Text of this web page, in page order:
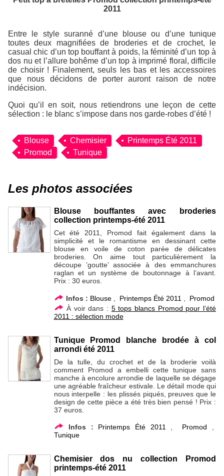
2011
Entre le style suranné d’une blouse ou d’une tunique
toutes deux magnifiées de broderies et de crochet, le
casual chic d’un top bouffant à poids, la féminité d’un top à
dos nu et l’allure bohême d’un top à imprimé floral, difficile
de choisir ! Finalement, seuls les bas et les accessoires
que nous décidons de porter auront raison de notre
indécision.
Quoi qu’il en soit, nous retiendrons une leçon de cette
sélection : le blanc s’impose dans nos garde-robes d’été !
Blouse Chemisier
Printemps Été 2011
Promod
Tunique
Les photos associées
Blouse bouffantes avec broderies
collection printemps-été 2011
Cet été 2011, Promod fait également dans la
simplicité et le romantisme en dessinant cette
blouse en voile de coton parée de délicates
broderies. On aime tout particulièrement la
découpe ’goutte’ associée à des emmanchures
raglan et un système de boutonnage à l’avant.
Prix : 30 euros.
Infos : Blouse, Printemps Été 2011
Promod
À voir dans : 5 tops blancs Promod pour l’été
2011 : sélection mode
Tunique Promod blanche brodée à col
arrondi été 2011
De la tulle, du crochet et de la broderie voilà
comment Promod a embelli cette tunique sans
manche à encolure arrondie de laquelle se dégage
une agréable fraîcheur estivale. Le détail mode qui
nous interpelle : les plissés piqués, preuves que le
design de cette pièce a été très bien pensé ! Prix :
37 euros.
Infos : Printemps Été 2011, Promod ,
Tunique
Chemisier dos nu collection Promod
printemps-été 2011